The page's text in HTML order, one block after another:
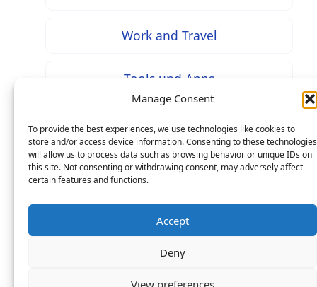
Manage Consent
To provide the best experiences, we use technologies like cookies to
store and/or access device information. Consenting to these technologies
will allow us to process data such as browsing behavior or unique IDs on
this site. Not consenting or withdrawing consent, may adversely affect
certain features and functions.
Accept
Deny
View preferences
Work and Travel
Tools und Apps
* Bei mit diesem Zeichen gekennzeichneten Inhalten
handelt es sich um Werbung / Affiliate Links: Beim
Mehrkosten – als Seitenbetreiber erhalten wir jedoch
eine prozentuale Provision an Ihren Käufen, worüber
wir uns mit finanzieren.
Copyright © 2026 Life in Germany: Online-Magazin zu